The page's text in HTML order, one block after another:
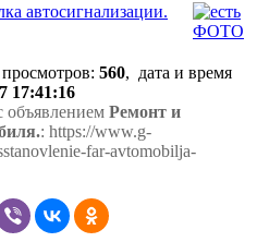
автосигнализации.
: 560, дата и время
17:41:16
объявлением Ремонт и
: https://www.g-
far-avtomobilja-